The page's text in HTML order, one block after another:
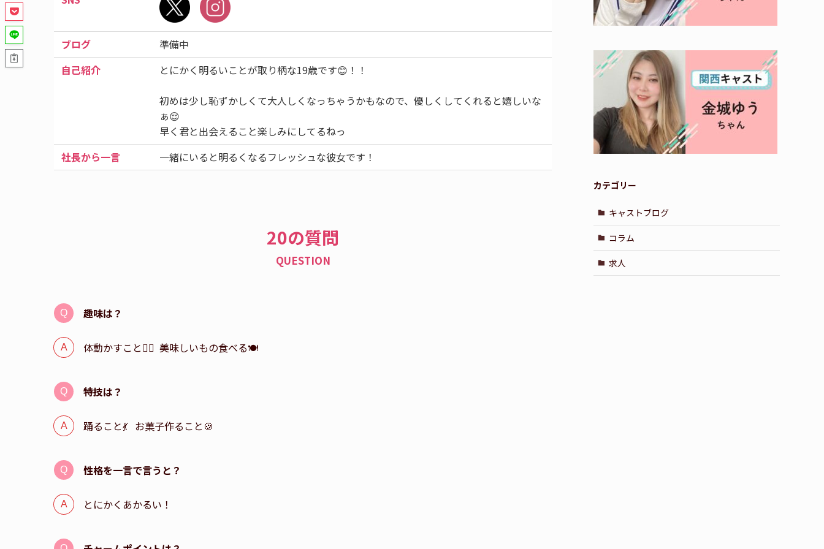
ブログ
準備中
自己紹介
とにかく明るいことが取り柄な19歳です😊！！
初めは少し恥ずかしくて大人しくなっちゃうかもなので、優しくしてくれると嬉しいな
ぁ😌
早く君と出会えること楽しみにしてるねっ
社長から一言
一緒にいると明るくなるフレッシュな彼女です！
20の質問
QUESTION
趣味は？
体動かすこと🏃‍♂️ 美味しいもの食べる🍽️
特技は？
踊ること💃 お菓子作ること🍪
性格を一言で言うと？
とにかくあかるい！
カテゴリー
キャストブログ
コラム
求人